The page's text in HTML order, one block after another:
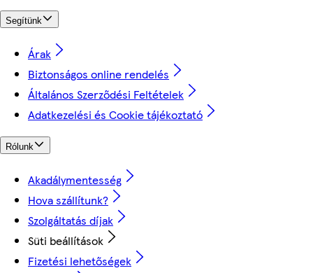
Segítünk
Árak
Biztonságos online rendelés
Általános Szerződési Feltételek
Adatkezelési és Cookie tájékoztató
Rólunk
Akadálymentesség
Hova szállítunk?
Szolgáltatás díjak
Süti beállítások
Fizetési lehetőségek